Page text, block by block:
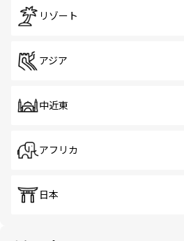
リゾート
アジア
中近東
アフリカ
日本